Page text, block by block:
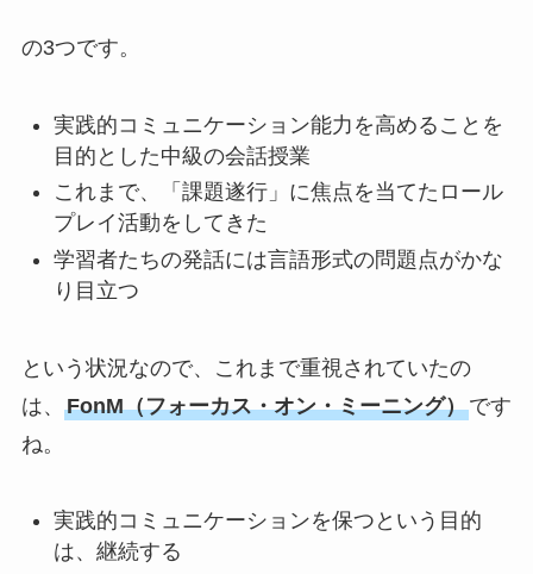
の3つです。
実践的コミュニケーション能力を高めることを
目的とした中級の会話授業
これまで、「課題遂行」に焦点を当てたロール
プレイ活動をしてきた
学習者たちの発話には言語形式の問題点がかな
り目立つ
という状況なので、これまで重視されていたの
は、 FonM（フォーカス・オン・ミーニング）です
ね。
実践的コミュニケーションを保つという目的
は、継続する